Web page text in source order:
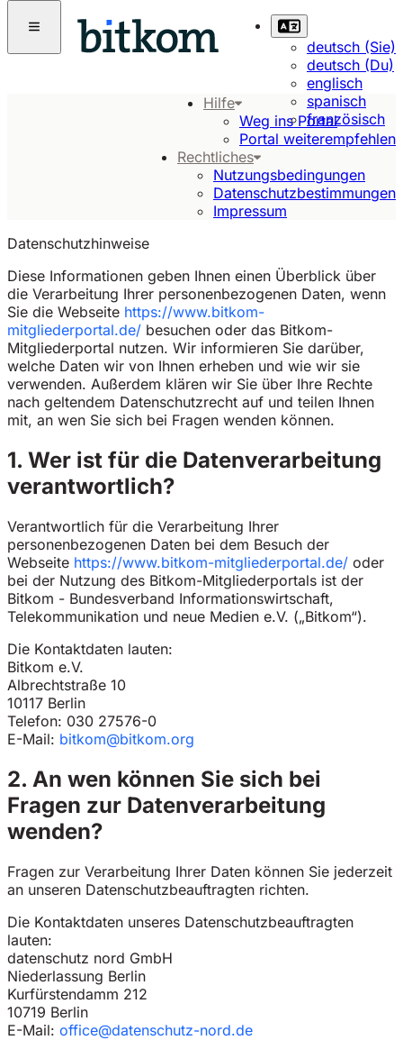
deutsch (Sie)
deutsch (Du)
englisch
spanisch
französisch
Hilfe
Weg ins Portal
Portal weiterempfehlen
Rechtliches
Nutzungsbedingungen
Datenschutzbestimmungen
Impressum
Datenschutzhinweise
Diese Informationen geben Ihnen einen Überblick über
die Verarbeitung Ihrer personenbezogenen Daten, wenn
Sie die Webseite https://www.bitkom-
mitgliederportal.de/ besuchen oder das Bitkom-
Mitgliederportal nutzen. Wir informieren Sie darüber,
welche Daten wir von Ihnen erheben und wie wir sie
verwenden. Außerdem klären wir Sie über Ihre Rechte
nach geltendem Datenschutzrecht auf und teilen Ihnen
mit, an wen Sie sich bei Fragen wenden können.
1. Wer ist für die Datenverarbeitung
verantwortlich?
Verantwortlich für die Verarbeitung Ihrer
personenbezogenen Daten bei dem Besuch der
Webseite https://www.bitkom-mitgliederportal.de/ oder
bei der Nutzung des Bitkom-Mitgliederportals ist der
Bitkom - Bundesverband Informationswirtschaft,
Telekommunikation und neue Medien e.V. („Bitkom“).
Die Kontaktdaten lauten:
Bitkom e.V.
Albrechtstraße 10
10117 Berlin
Telefon: 030 27576-0
E-Mail: bitkom@bitkom.org
2. An wen können Sie sich bei
Fragen zur Datenverarbeitung
wenden?
Fragen zur Verarbeitung Ihrer Daten können Sie jederzeit
an unseren Datenschutzbeauftragten richten.
Die Kontaktdaten unseres Datenschutzbeauftragten
lauten:
datenschutz nord GmbH
Niederlassung Berlin
Kurfürstendamm 212
10719 Berlin
E-Mail: office@datenschutz-nord.de